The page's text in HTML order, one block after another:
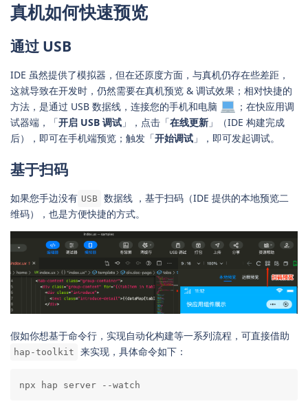
真机如何快速预览
通过 USB
IDE 虽然提供了模拟器，但在还原度方面，与真机仍存在些差距，
这就导致在开发时，仍然需要在真机预览 & 调试效果；相对快捷的
方法，是通过 USB 数据线，连接您的手机和电脑
；在快应用调
试器端，「开启 USB 调试 」，点击「在线更新 」（IDE 构建完成
后），即可在手机端预览；触发「开始调试 」，即可发起调试。
基于扫码
如果您手边没有 USB 数据线 ，基于扫码（IDE 提供的本地预览二
维码），也是方便快捷的方式。
假如你想基于命令行，实现自动化构建等一系列流程，可直接借助
hap-toolkit 来实现，具体命令如下：
npx hap server --watch